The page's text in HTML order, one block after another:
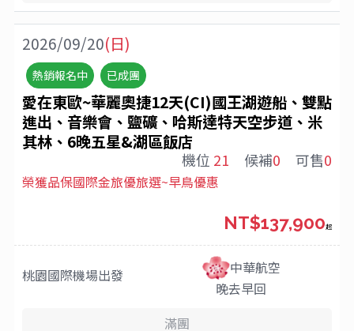
2026/09/20(日)
熱銷報名中 已成團
愛在東歐~華麗奧捷12天(CI)國王湖遊船、雙點
進出、音樂會、鹽礦、哈斯達特天空步道、米
其林、6晚五星&湖區飯店
機位 21 候補0 可售0
榮獲品保國際金旅優旅選~早鳥優惠
桃園國際機場出發
中華航空
晚去早回
NT$137,900起
滿團